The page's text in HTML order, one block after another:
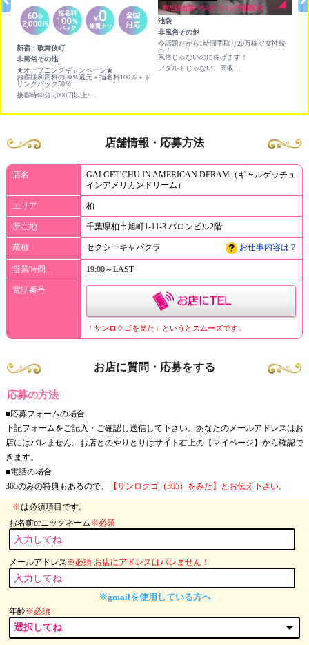
新宿・歌舞伎町
非風俗その他
★オープニングキャンペーン★
お客様利用料の50％還元＋指名料100％＋ド
リンクバック50％
池袋
非風俗その他
今話題だから1時間手取り20万稼ぐ女性続
出！
風俗じゃないのに稼げます！
店舗情報・応募方法
店名
GALGET’CHU IN AMERICAN DERAM（ギャルゲッチュ
インアメリカンドリーム）
エリア 柏
所在地 千葉県柏市旭町1-11-3 バロンビル2階
業種 セクシーキャバクラ お仕事内容は？
営業時間 19:00～LAST
電話番号
「サンロクゴを見た」というとスムーズです。
お店に質問・応募をする
応募の方法
■応募フォームの場合
下記フォームをご記入・ご確認し送信して下さい。あなたのメールアドレスはお
店にはバレません。お店とのやりとりはサイト右上の【マイページ】から確認で
きます。
■電話の場合
365のみの特典もあるので、
【サンロクゴ（365）をみた】とお伝え下さい。
※は必須項目です。
お名前orニックネーム※必須
メールアドレス※必須 お店にアドレスはバレません！
※gmailを使用している方へ
年齢※必須